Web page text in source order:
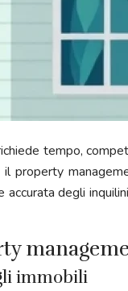
tempo,
property
degli
immobili